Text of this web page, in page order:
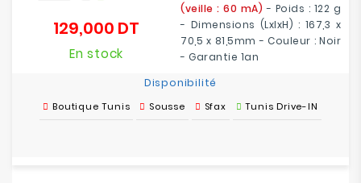
(veille : 60 mA) - Poids : 122 g
- Dimensions (LxlxH) : 167,3 x
70,5 x 81,5mm - Couleur : Noir
- Garantie 1an
129,000 DT
En stock
Disponibilité
Boutique Tunis Sousse Sfax Tunis Drive-IN